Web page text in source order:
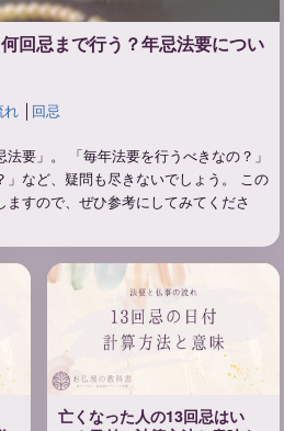
回忌まで行う？年忌法要につい
れ│ 回忌
要」。 「毎年法要を行うべきなの？」
」など、疑問も尽きないでしょう。 この
すので、ぜひ参考にしてみてくださ
亡くなった人の13回忌はい